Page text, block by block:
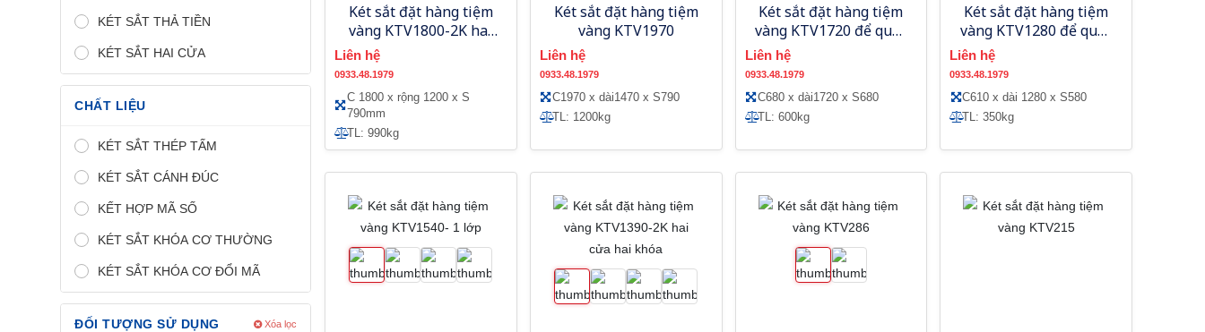
KÉT SẮT THẢ TIỀN
KÉT SẮT HAI CỬA
CHẤT LIỆU
KÉT SẮT THÉP TẤM
KÉT SẮT CÁNH ĐÚC
KẾT HỢP MÃ SỐ
KÉT SẮT KHÓA CƠ THƯỜNG
KÉT SẮT KHÓA CƠ ĐỔI MÃ
ĐỐI TƯỢNG SỬ DỤNG Xóa lọc
Két sắt đặt hàng tiệm
vàng KTV1800-2K hai
cửa hai khóa
Liên hệ
0933.48.1979
C 1800 x rộng 1200 x S
790mm
TL: 990kg
Két sắt đặt hàng tiệm
vàng KTV1970
Liên hệ
0933.48.1979
C1970 x dài1470 x S790
TL: 1200kg
Két sắt đặt hàng tiệm
vàng KTV1720 để quầy
Liên hệ
0933.48.1979
C680 x dài1720 x S680
TL: 600kg
Két sắt đặt hàng tiệm
vàng KTV1280 để quầy
Liên hệ
0933.48.1979
C610 x dài 1280 x S580
TL: 350kg